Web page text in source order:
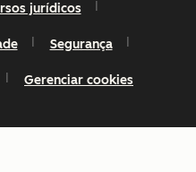
jurídicos
Segurança
Gerenciar cookies